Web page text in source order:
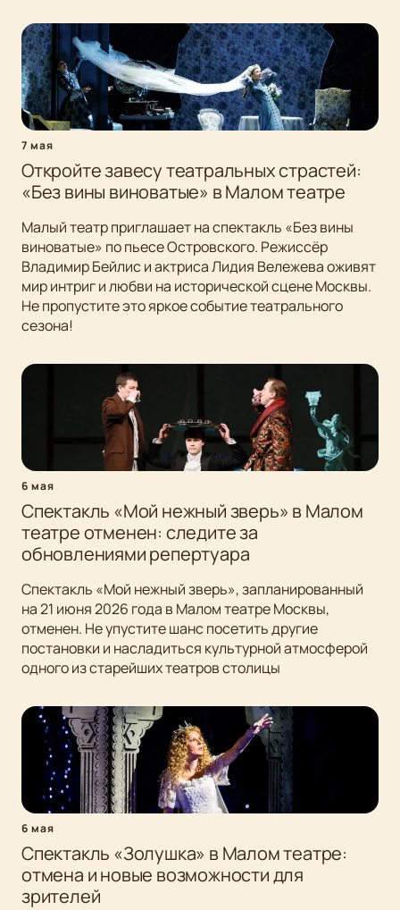
7 мая
Откройте завесу театральных страстей:
«Без вины виноватые» в Малом театре
Малый театр приглашает на спектакль «Без вины
виноватые» по пьесе Островского. Режиссёр
Владимир Бейлис и актриса Лидия Вележева оживят
мир интриг и любви на исторической сцене Москвы.
Не пропустите это яркое событие театрального
сезона!
6 мая
Спектакль «Мой нежный зверь» в Малом
театре отменен: следите за
обновлениями репертуара
Спектакль «Мой нежный зверь», запланированный
на 21 июня 2026 года в Малом театре Москвы,
отменен. Не упустите шанс посетить другие
постановки и насладиться культурной атмосферой
одного из старейших театров столицы
6 мая
Спектакль «Золушка» в Малом театре:
отмена и новые возможности для
зрителей